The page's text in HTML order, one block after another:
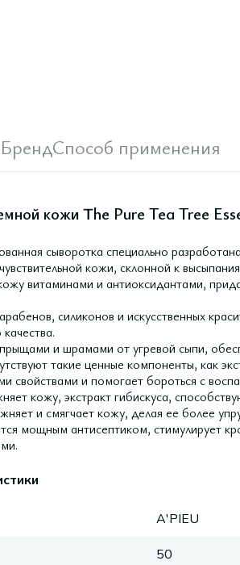
БрендСпособ применения
кожи The Pure Tea Tree
сыворотка специально
кожи, склонной к
витаминами и антиоксидантами,
силиконов и искусственных
и шрамами от угревой сыпи,
такие ценные компоненты, как
свойствами и помогает бороться с
кожу, экстракт гибискуса,
и смягчает кожу, делая ее более
мощным антисептиком, стимулирует
A'PIEU
50